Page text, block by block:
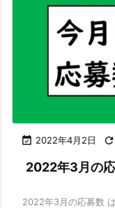
 2022年4月2日 
2022年3月の
2022年3月の応募数